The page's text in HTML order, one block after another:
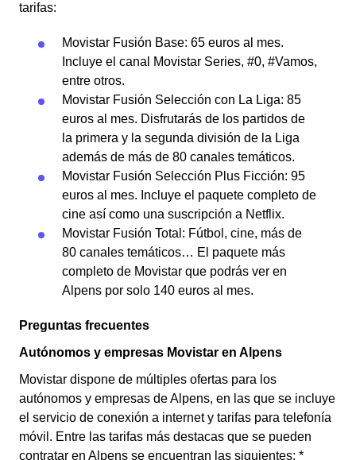
tarifas:
Movistar Fusión Base: 65 euros al mes.
Incluye el canal Movistar Series, #0, #Vamos,
entre otros.
Movistar Fusión Selección con La Liga: 85
euros al mes. Disfrutarás de los partidos de
la primera y la segunda división de la Liga
además de más de 80 canales temáticos.
Movistar Fusión Selección Plus Ficción: 95
euros al mes. Incluye el paquete completo de
cine así como una suscripción a Netflix.
Movistar Fusión Total: Fútbol, cine, más de
80 canales temáticos… El paquete más
completo de Movistar que podrás ver en
Alpens por solo 140 euros al mes.
Preguntas frecuentes
Autónomos y empresas Movistar en Alpens
Movistar dispone de múltiples ofertas para los
autónomos y empresas de Alpens, en las que se incluye
el servicio de conexión a internet y tarifas para telefonía
móvil. Entre las tarifas más destacas que se pueden
contratar en Alpens se encuentran las siguientes: *